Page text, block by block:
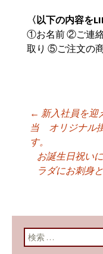
〈以下の内容を
①お名前 ②ご連
取り ⑤ご注文の
投稿
ン
← 新入社員を迎
当 オリジナル
す。
お誕生日祝い
ラダにお刺身
検索: